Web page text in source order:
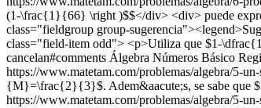
(1-\frac{1}{66} \right )$$</div> <div> puede
class="fieldgroup group-
class="field-item odd"> <p>Utiliza que $1-
cancelan#comments Álgebra Números Básico
https://www.matetam.com/problemas/algebra/5-
{M}=\frac{2}{3}$. Adem&aacute;s, se sabe que
https://www.matetam.com/problemas/algebra/5-